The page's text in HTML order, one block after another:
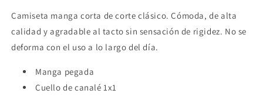
Camiseta manga corta de corte clásico. Cómoda, de alta
calidad y agradable al tacto sin sensación de rigidez. No se
deforma con el uso a lo largo del día.
Manga pegada
Cuello de canalé 1x1